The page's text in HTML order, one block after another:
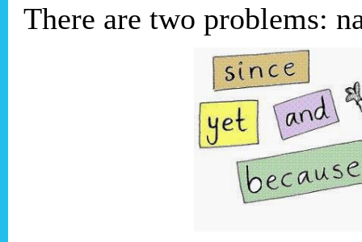
There are two problems: